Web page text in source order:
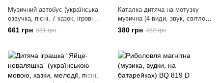
Музичний автобус (українська
озвучка, пісні, 7 казок, ігрові
режими, стукалки, міні-ігри) TK
- 32602
661 грн 931 грн
Каталка дитяча на мотузку
музична (4 види, звук, світло,
на батарейках) 63501/2/3/5
380 грн 452 грн